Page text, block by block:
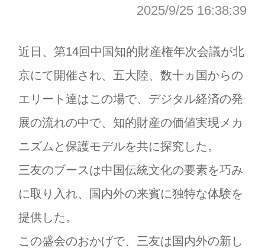
2025/9/25 16:38:39
近日、第14回中国知的財産権年次会議が北
京にて開催され、五大陸、数十ヵ国からの
エリート達はこの場で、デジタル経済の発
展の流れの中で、知的財産の価値実現メカ
ニズムと保護モデルを共に探究した。
三友のブースは中国伝統文化の要素を巧み
に取り入れ、国内外の来賓に独特な体験を
提供した。
この盛会のおかげで、三友は国内外の新し